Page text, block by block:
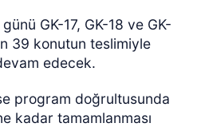
GK-17, GK-18 ve GK-
39 konutun teslimiyle
edecek.
program doğrultusunda
kadar tamamlanması